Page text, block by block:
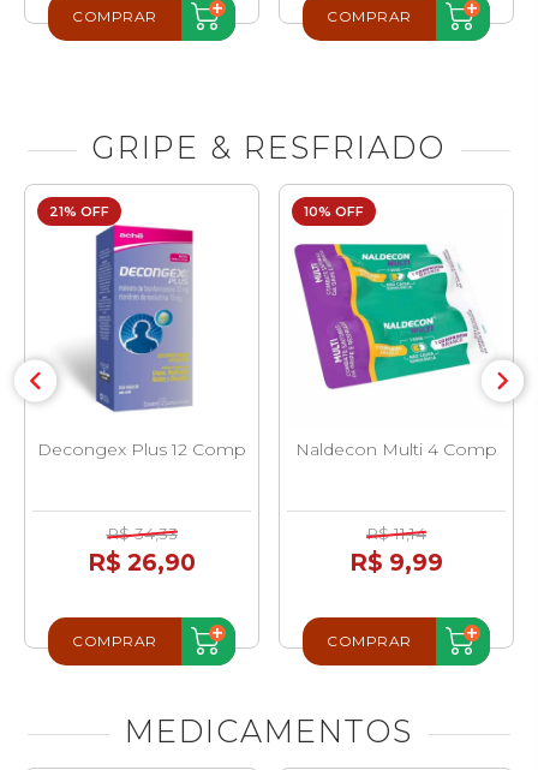
COMPRAR COMPRAR
GRIPE & RESFRIADO
21% OFF
Decongex Plus 12 Comp
R$ 34,33
R$ 26,90
COMPRAR
10% OFF
Naldecon Multi 4 Comp
R$ 11,14
R$ 9,99
COMPRAR
MEDICAMENTOS